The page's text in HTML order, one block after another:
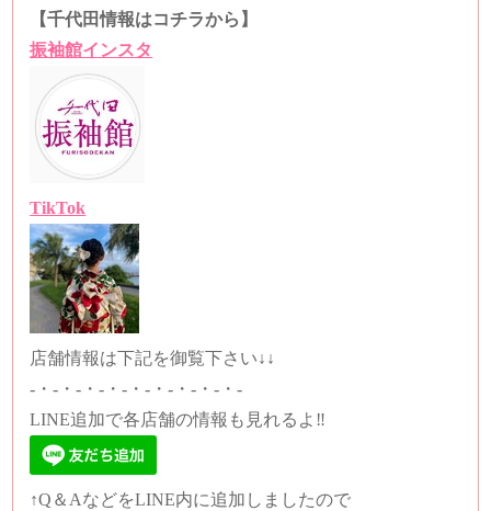
【千代田情報はコチラから】
振袖館インスタ
TikTok
店舗情報は下記を御覧下さい↓↓
-・-・-・-・-・-・-・-・-・-
LINE追加で各店舗の情報も見れるよ‼️
↑Q＆AなどをLINE内に追加しましたので